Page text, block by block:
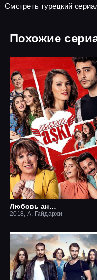
Смотреть турецкий
Похожие
Любовь ангелов
2018, А. Гайдаржи